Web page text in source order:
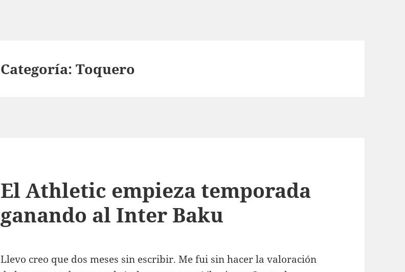
Categoría:Toquero
El Athletic empieza temporada
ganando al Inter Baku
Llevo creo que dos meses sin escribir. Me fui sin hacer la valoración